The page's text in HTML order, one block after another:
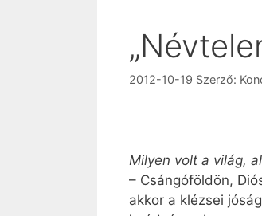
2012-10-19 Szerző:
Milyen volt a világ,
– Csángóföldön,
akkor a klézsei